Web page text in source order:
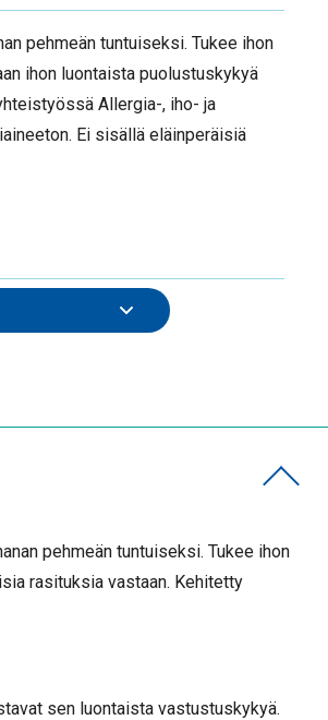
pehmeän tuntuiseksi. Tukee ihon
ihon luontaista puolustuskykyä
Allergia-, iho- ja
Ei sisällä eläinperäisiä
pehmeän tuntuiseksi. Tukee ihon
rasituksia vastaan. Kehitetty
sen luontaista vastustuskykyä.